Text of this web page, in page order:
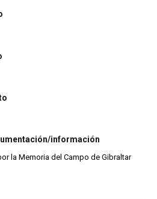
información
la Memoria del Campo de Gibraltar